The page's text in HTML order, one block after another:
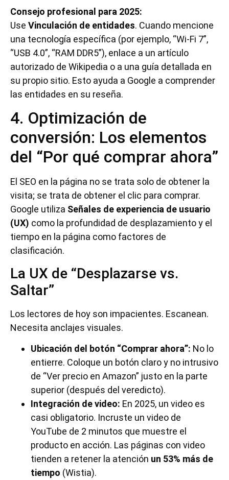
Consejo profesional para 2025:
Use Vinculación de entidades. Cuando mencione
una tecnología específica (por ejemplo, “Wi-Fi 7”,
“USB 4.0”, “RAM DDR5”), enlace a un artículo
autorizado de Wikipedia o a una guía detallada en
su propio sitio. Esto ayuda a Google a comprender
las entidades en su reseña.
4. Optimización de
conversión: Los elementos
del “Por qué comprar ahora”
El SEO en la página no se trata solo de obtener la
visita; se trata de obtener el clic para comprar.
Google utiliza Señales de experiencia de usuario
(UX) como la profundidad de desplazamiento y el
tiempo en la página como factores de
clasificación.
La UX de “Desplazarse vs.
Saltar”
Los lectores de hoy son impacientes. Escanean.
Necesita anclajes visuales.
Ubicación del botón “Comprar ahora”: No lo
entierre. Coloque un botón claro y no intrusivo
de “Ver precio en Amazon” justo en la parte
superior (después del veredicto).
Integración de video: En 2025, un video es
casi obligatorio. Incruste un video de
YouTube de 2 minutos que muestre el
producto en acción. Las páginas con video
tienden a retener la atención un 53% más de
tiempo (Wistia).